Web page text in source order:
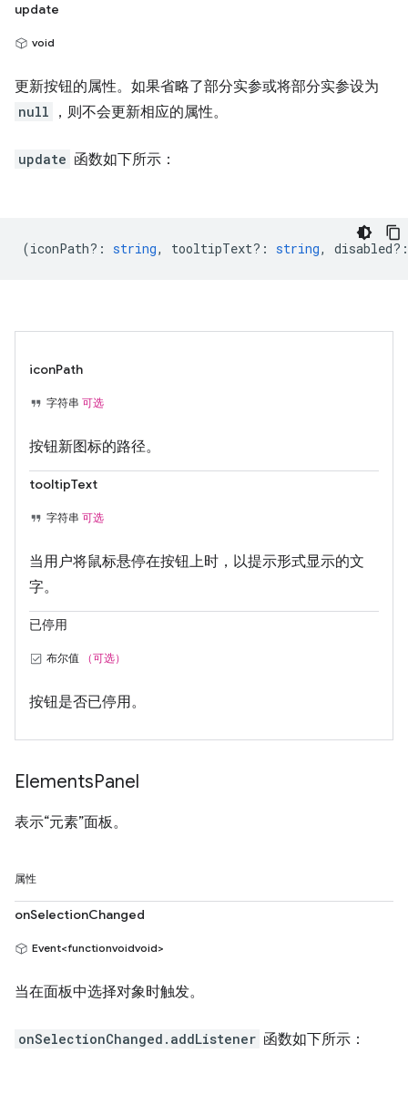
update
void
更新按钮的属性。如果省略了部分实参或将部分实参设为
null ，则不会更新相应的属性。
update 函数如下所示：
(iconPath? : string, tooltipText? : string, disabled? :
iconPath
字符串 可选
按钮新图标的路径。
tooltipText
字符串 可选
当用户将鼠标悬停在按钮上时，以提示形式显示的文
字。
已停用
布尔值 （可选）
按钮是否已停用。
ElementsPanel
表示“元素”面板。
属性
onSelectionChanged
Event<functionvoidvoid>
当在面板中选择对象时触发。
onSelectionChanged.addListener 函数如下所示：